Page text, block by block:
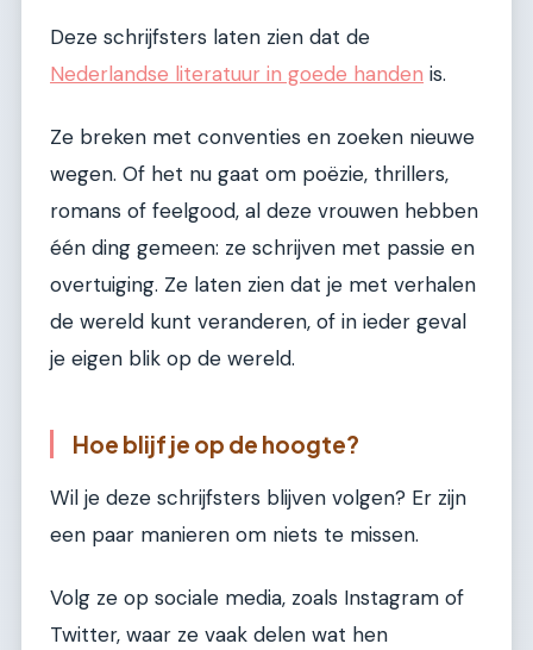
Deze schrijfsters laten zien dat de
Nederlandse literatuur in goede handen is.
Ze breken met conventies en zoeken nieuwe
wegen. Of het nu gaat om poëzie, thrillers,
romans of feelgood, al deze vrouwen hebben
één ding gemeen: ze schrijven met passie en
overtuiging. Ze laten zien dat je met verhalen
de wereld kunt veranderen, of in ieder geval
je eigen blik op de wereld.
Hoe blijf je op de hoogte?
Wil je deze schrijfsters blijven volgen? Er zijn
een paar manieren om niets te missen.
Volg ze op sociale media, zoals Instagram of
Twitter, waar ze vaak delen wat hen